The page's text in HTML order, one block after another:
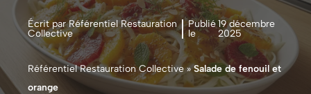
Écrit par Référentiel Restauration
Collective
Publié
le
19 décembre
2025
Référentiel Restauration Collective»Salade de fenouil et
orange